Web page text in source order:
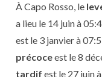
À Capo Rosso, le
a lieu le 14 juin à
est le 3 janvier à
précoceest le 8
tardif est le 27 juin